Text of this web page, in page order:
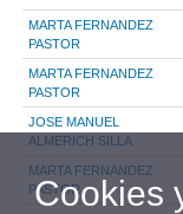
MARTA FERNANDEZ
PASTOR
MARTA FERNANDEZ
PASTOR
JOSE MANUEL
ALMERICH SILLA
MARTA FERNANDEZ
PASTOR
Cookies